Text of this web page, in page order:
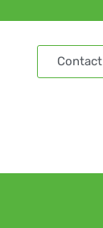
Contact